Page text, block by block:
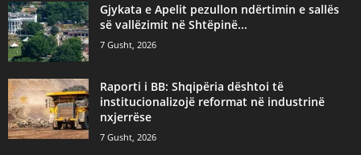
Gjykata e Apelit pezullon ndërtimin e sallës
së vallëzimit në Shtëpinë...
7 Gusht, 2026
Raporti i BB: Shqipëria dështoi të
institucionalizojë reformat në industrinë
nxjerrëse
7 Gusht, 2026